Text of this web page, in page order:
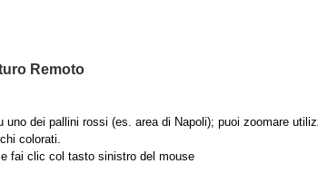
Remoto
dei pallini rossi (es. area di Napoli); puoi zoomare
colorati.
fai clic col tasto sinistro del mouse